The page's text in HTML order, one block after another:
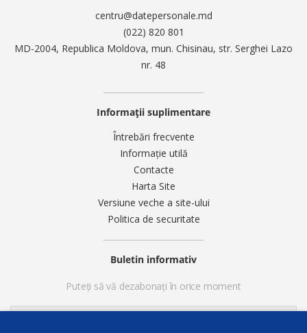
centru@datepersonale.md
(022) 820 801
MD-2004, Republica Moldova, mun. Chisinau, str. Serghei Lazo
nr. 48
Informații suplimentare
Întrebări frecvente
Informație utilă
Contacte
Harta Site
Versiune veche a site-ului
Politica de securitate
Buletin informativ
Puteți să vă dezabonați în orice moment